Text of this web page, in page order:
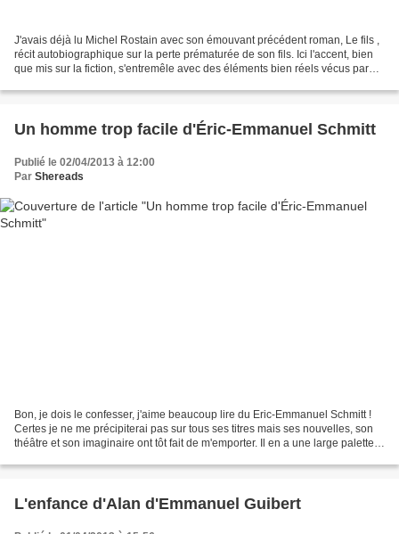
J'avais déjà lu Michel Rostain avec son émouvant précédent roman, Le fils ,
récit autobiographique sur la perte prématurée de son fils. Ici l'accent, bien
que mis sur la fiction, s'entremêle avec des éléments bien réels vécus par
Un homme trop facile d'Éric-Emmanuel Schmitt
Publié le 02/04/2013 à 12:00
Par Shereads
Bon, je dois le confesser, j'aime beaucoup lire du Eric-Emmanuel Schmitt !
Certes je ne me précipiterai pas sur tous ses titres mais ses nouvelles, son
théâtre et son imaginaire ont tôt fait de m'emporter. Il en a une large palette
L'enfance d'Alan d'Emmanuel Guibert